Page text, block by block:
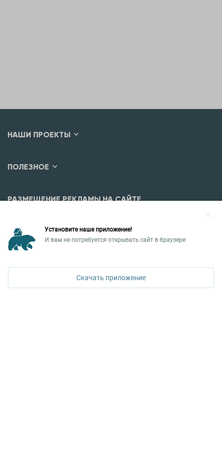
НАШИ ПРОЕКТЫ
ПОЛЕЗНОЕ
РАЗМЕЩЕНИЕ РЕКЛАМЫ НА САЙТЕ
Уральская палата недвижимости
ул. Горького, 65, 0 подъезд, 3 этаж
Установите наше приложение!
И вам не потребуется открывать сайт в браузере
Скачать приложение